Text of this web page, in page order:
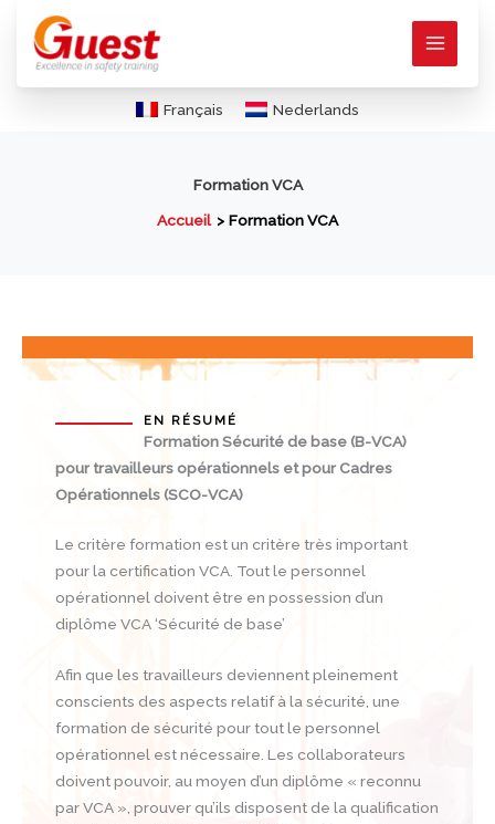
contenu
Français Nederlands
Formation VCA
Accueil
Formation VCA
EN RÉSUMÉ
Formation Sécurité de base (B-VCA)
pour travailleurs opérationnels et pour Cadres
Opérationnels (SCO-VCA)
Le critère formation est un critère très important
pour la certification VCA. Tout le personnel
opérationnel doivent être en possession d’un
diplôme VCA ‘Sécurité de base’
Afin que les travailleurs deviennent pleinement
conscients des aspects relatif à la sécurité, une
formation de sécurité pour tout le personnel
opérationnel est nécessaire. Les collaborateurs
doivent pouvoir, au moyen d’un diplôme « reconnu
par VCA », prouver qu’ils disposent de la qualification